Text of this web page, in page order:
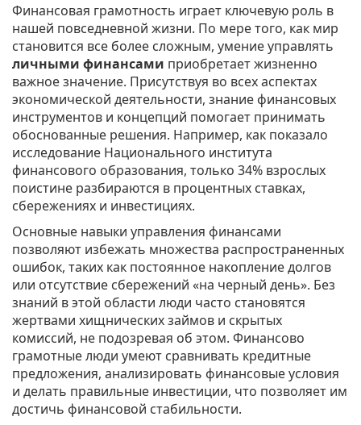
Финансовая грамотность играет ключевую роль в
нашей повседневной жизни. По мере того, как мир
становится все более сложным, умение управлять
личными финансами приобретает жизненно
важное значение. Присутствуя во всех аспектах
экономической деятельности, знание финансовых
инструментов и концепций помогает принимать
обоснованные решения. Например, как показало
исследование Национального института
финансового образования, только 34% взрослых
поистине разбираются в процентных ставках,
сбережениях и инвестициях.
Основные навыки управления финансами
позволяют избежать множества распространенных
ошибок, таких как постоянное накопление долгов
или отсутствие сбережений «на черный день». Без
знаний в этой области люди часто становятся
жертвами хищнических займов и скрытых
комиссий, не подозревая об этом. Финансово
грамотные люди умеют сравнивать кредитные
предложения, анализировать финансовые условия
и делать правильные инвестиции, что позволяет им
достичь финансовой стабильности.